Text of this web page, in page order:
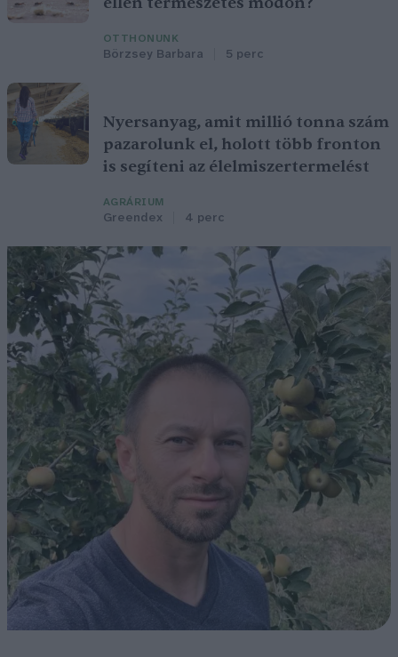
OTTHONUNK
Börzsey Barbara 5 perc
Nyersanyag, amit millió tonna szám
pazarolunk el, holott több fronton
is segíteni az élelmiszertermelést
AGRÁRIUM
Greendex 4 perc